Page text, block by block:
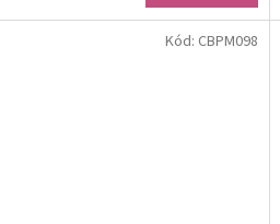
Kód: CBPM098